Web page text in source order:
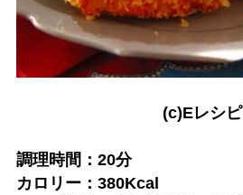
(c)Eレシピ
調理時間：20分
カロリー：380Kcal